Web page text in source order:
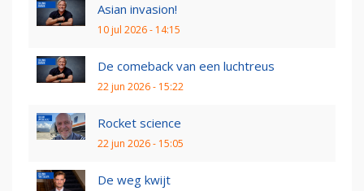
Asian invasion!
10 jul 2026 - 14:15
De comeback van een luchtreus
22 jun 2026 - 15:22
Rocket science
22 jun 2026 - 15:05
De weg kwijt